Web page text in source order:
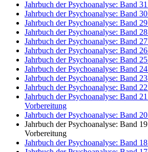
Jahrbuch der Psychoanalyse: Band 31
Jahrbuch der Psychoanalyse: Band 30
Jahrbuch der Psychoanalyse: Band 29
Jahrbuch der Psychoanalyse: Band 28
Jahrbuch der Psychoanalyse: Band 27
Jahrbuch der Psychoanalyse: Band 26
Jahrbuch der Psychoanalyse: Band 25
Jahrbuch der Psychoanalyse: Band 24
Jahrbuch der Psychoanalyse: Band 23
Jahrbuch der Psychoanalyse: Band 22
Jahrbuch der Psychoanalyse: Band 21
Vorbereitung
Jahrbuch der Psychoanalyse: Band 20
Jahrbuch der Psychoanalyse: Band 19
Vorbereitung
Jahrbuch der Psychoanalyse: Band 18